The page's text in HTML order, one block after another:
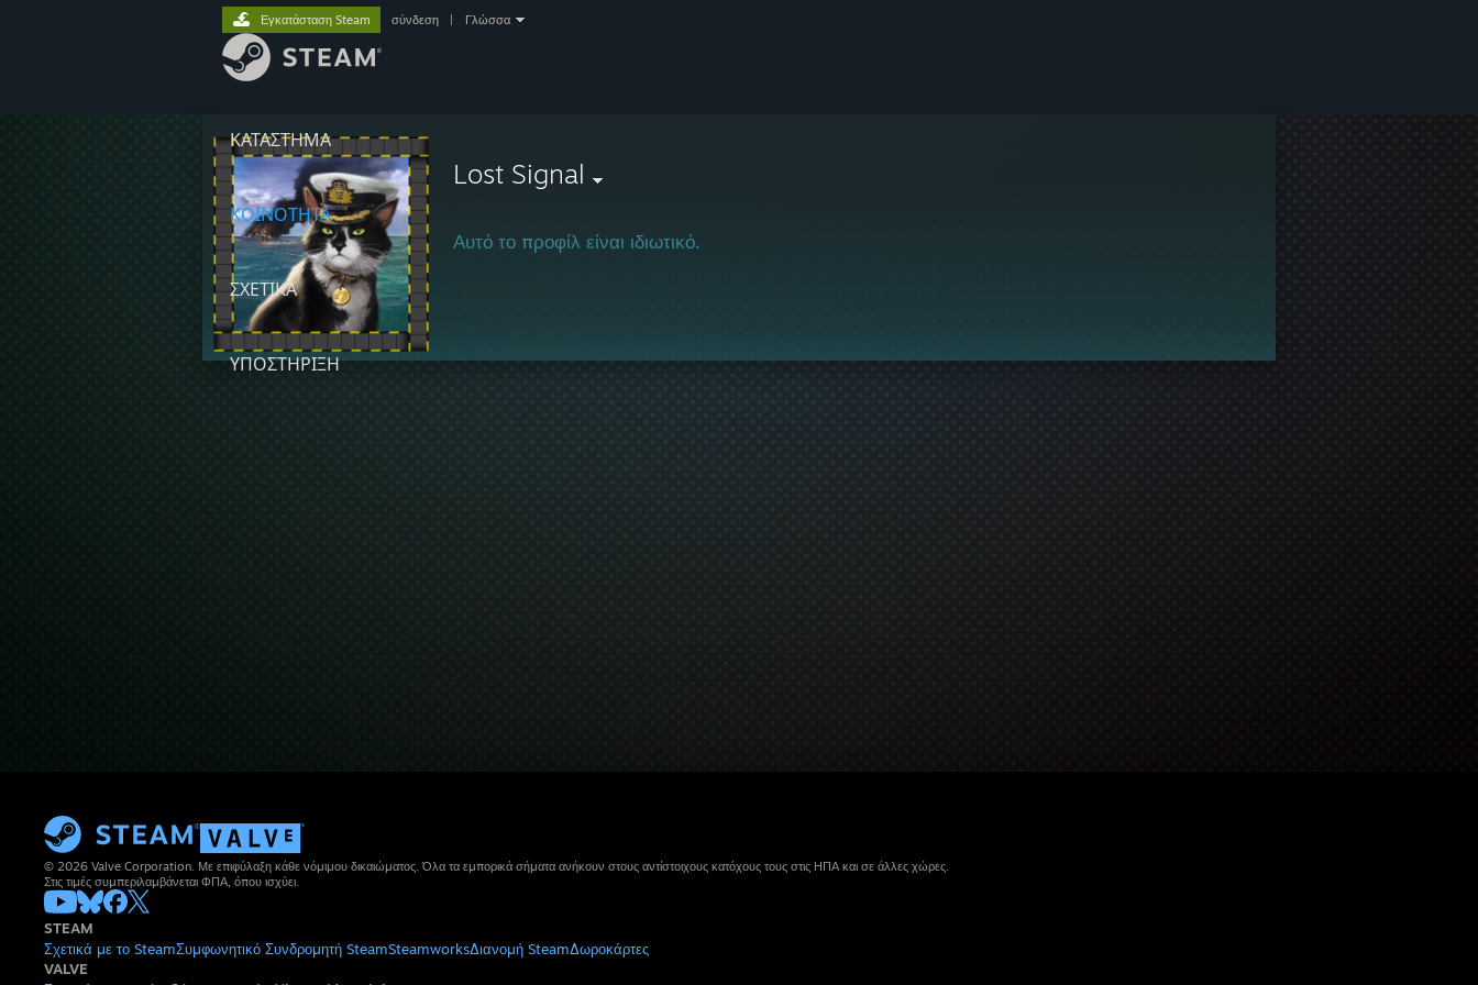
ΚΑΤΑΣΤΗΜΑ
ΚΟΙΝΟΤΗΤΑ
ΣΧΕΤΙΚΆ
ΥΠΟΣΤΗΡΙΞΗ
Εγκατάσταση Steam σύνδεση Γλώσσα
Lost Signal
Αυτό το προφίλ είναι ιδιωτικό.
© 2026 Valve Corporation. Με επιφύλαξη κάθε νόμιμου δικαιώματος. Όλα τα εμπορικά σήματα ανήκουν στους αντίστοιχους κατόχους τους στις ΗΠΑ και σε άλλες χώρες.
Στις τιμές συμπεριλαμβάνεται ΦΠΑ, όπου ισχύει.
STEAM
Σχετικά με το SteamΣυμφωνητικό Συνδρομητή SteamSteamworksΔιανομή SteamΔωροκάρτες
VALVE